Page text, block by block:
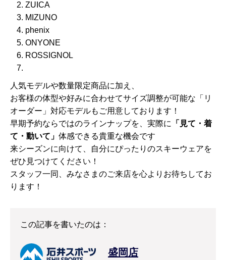
ZUICA
MIZUNO
phenix
ONYONE
ROSSIGNOL
人気モデルや数量限定商品に加え、
お客様の体型や好みに合わせてサイズ調整が可能な「リ
オーダー」対応モデルもご用意しております！
早期予約ならではのラインナップを、実際に
「見て・着
て・動いて」 体感できる貴重な機会です
来シーズンに向けて、自分にぴったりのスキーウェアを
ぜひ見つけてください！
スタッフ一同、みなさまのご来店を心よりお待ちしてお
ります！
この記事を書いたのは：
盛岡店